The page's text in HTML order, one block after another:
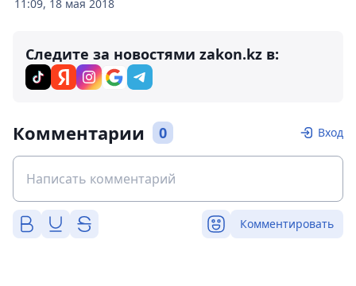
11:09, 18 мая 2018
Следите за новостями zakon.kz в:
Комментарии 0 Вход
Комментировать